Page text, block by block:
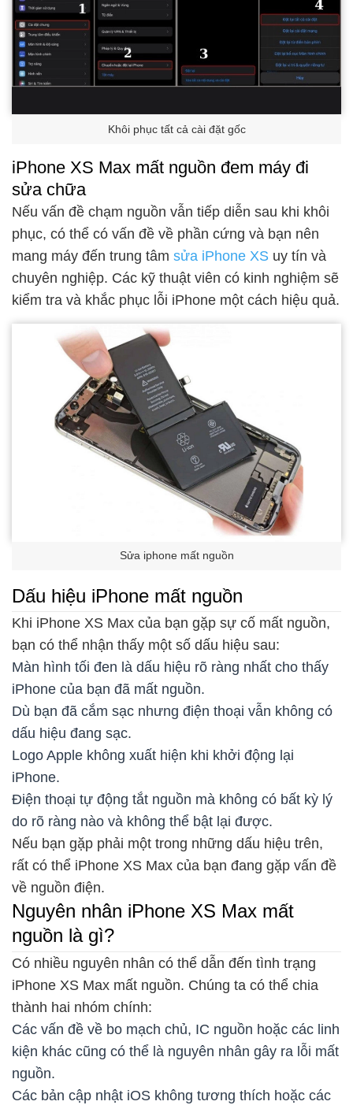
Khôi phục tất cả cài đặt gốc
iPhone XS Max mất nguồn đem máy đi
sửa chữa
Nếu vấn đề chạm nguồn vẫn tiếp diễn sau khi khôi
phục, có thể có vấn đề về phần cứng và bạn nên
mang máy đến trung tâm sửa iPhone XS uy tín và
chuyên nghiệp. Các kỹ thuật viên có kinh nghiệm sẽ
kiểm tra và khắc phục lỗi iPhone một cách hiệu quả.
Sửa iphone mất nguồn
Dấu hiệu iPhone mất nguồn
Khi iPhone XS Max của bạn gặp sự cố mất nguồn,
bạn có thể nhận thấy một số dấu hiệu sau:
Màn hình tối đen là dấu hiệu rõ ràng nhất cho thấy
iPhone của bạn đã mất nguồn.
Dù bạn đã cắm sạc nhưng điện thoại vẫn không có
dấu hiệu đang sạc.
Logo Apple không xuất hiện khi khởi động lại
iPhone.
Điện thoại tự động tắt nguồn mà không có bất kỳ lý
do rõ ràng nào và không thể bật lại được.
Nếu bạn gặp phải một trong những dấu hiệu trên,
rất có thể iPhone XS Max của bạn đang gặp vấn đề
về nguồn điện.
Nguyên nhân iPhone XS Max mất
nguồn là gì?
Có nhiều nguyên nhân có thể dẫn đến tình trạng
iPhone XS Max mất nguồn. Chúng ta có thể chia
thành hai nhóm chính:
Các vấn đề về bo mạch chủ, IC nguồn hoặc các linh
kiện khác cũng có thể là nguyên nhân gây ra lỗi mất
nguồn.
Các bản cập nhật iOS không tương thích hoặc các